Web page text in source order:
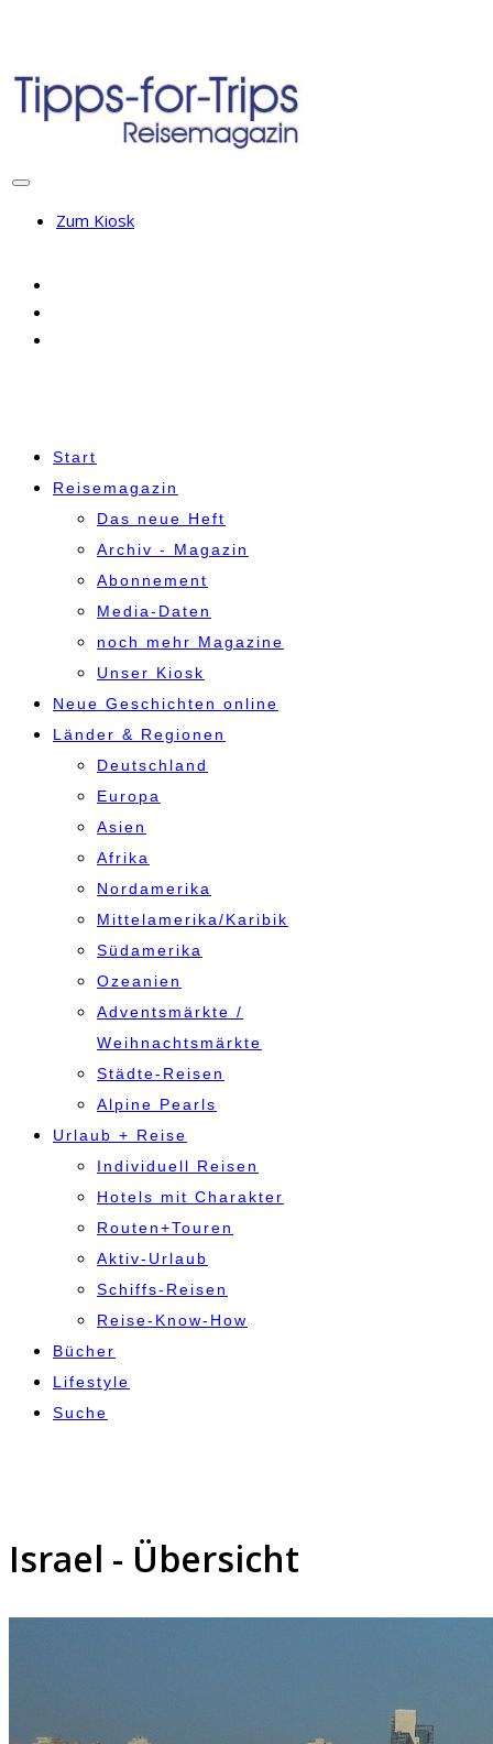
Zum Kiosk
Start
Reisemagazin
Das neue Heft
Archiv - Magazin
Abonnement
Media-Daten
noch mehr Magazine
Unser Kiosk
Neue Geschichten online
Länder & Regionen
Deutschland
Europa
Asien
Afrika
Nordamerika
Mittelamerika/Karibik
Südamerika
Ozeanien
Adventsmärkte /
Weihnachtsmärkte
Städte-Reisen
Alpine Pearls
Urlaub + Reise
Individuell Reisen
Hotels mit Charakter
Routen+Touren
Aktiv-Urlaub
Schiffs-Reisen
Reise-Know-How
Bücher
Lifestyle
Suche
Israel - Übersicht